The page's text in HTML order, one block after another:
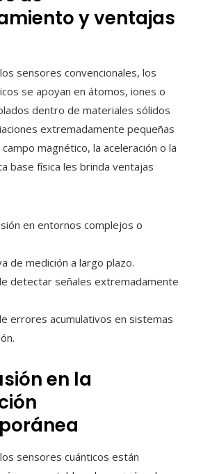
y ventajas
sensores convencionales, los
se apoyan en átomos, iones o
dentro de materiales sólidos
extremadamente pequeñas
magnético, la aceleración o la
base física les brinda ventajas
en entornos complejos o
de medición a largo plazo.
detectar señales extremadamente
errores acumulativos en sistemas
en la
sensores cuánticos están